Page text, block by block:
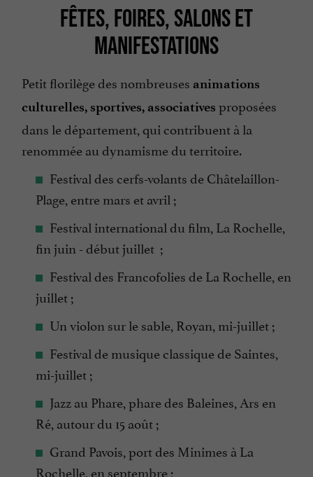
FÊTES, FOIRES, SALONS ET
MANIFESTATIONS
Petit florilège des nombreuses animations
culturelles, sportives, associatives proposées
dans le département, qui contribuent à la
renommée au dynamisme du territoire.
Festival des cerfs-volants de Châtelaillon-
Plage, entre mars et avril ;
Festival international du film, La Rochelle,
fin juin - début juillet ;
Festival des Francofolies de La Rochelle, en
juillet ;
Un violon sur le sable, Royan, mi-juillet ;
Festival de musique classique de Saintes,
mi-juillet ;
Jazz au Phare, phare des Baleines, Ars en
Ré, autour du 15 août ;
Grand Pavois, port des Minimes à La
Rochelle, en septembre ;